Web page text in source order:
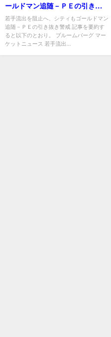
ールドマン追随－ＰＥの引き抜
き警戒
若手流出を阻止へ、シティもゴールドマン
追随－ＰＥの引き抜き警戒 記事を要約す
ると以下のとおり。 ブルームバーグ マー
ケットニュース 若手流出...